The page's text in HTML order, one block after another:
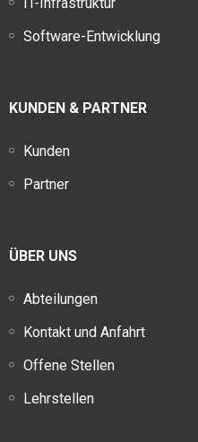
Software-Entwicklung
KUNDEN & PARTNER
Kunden
Partner
ÜBER UNS
Abteilungen
Kontakt und Anfahrt
Offene Stellen
Lehrstellen